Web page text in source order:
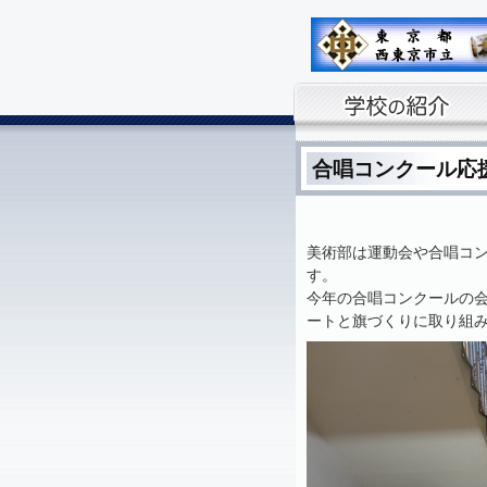
合唱コンクール応
美術部は運動会や合唱コ
す。
今年の合唱コンクールの
ートと旗づくりに取り組